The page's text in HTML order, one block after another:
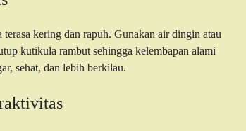
kering dan rapuh. Gunakan air dingin atau
kutikula rambut sehingga kelembapan alami
sehat, dan lebih berkilau.